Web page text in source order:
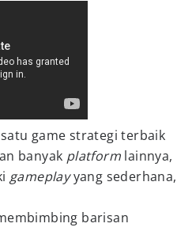
game strategi terbaik
banyak platform lainnya,
gameplayyang sederhana,
barisan